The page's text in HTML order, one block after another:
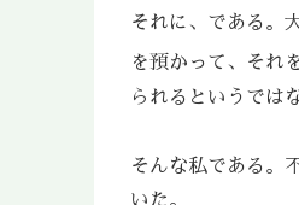
それに、である。
を預かって、それ
られるというでは
そんな私である。
いた。